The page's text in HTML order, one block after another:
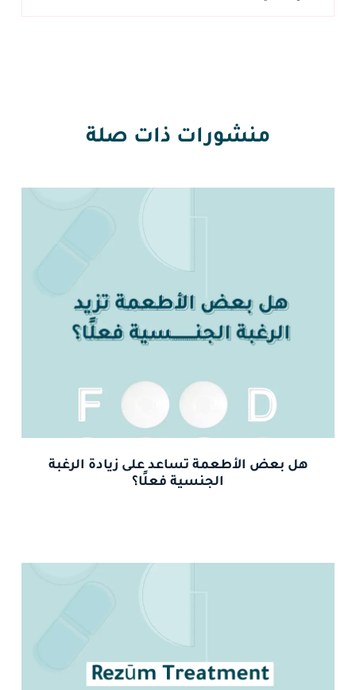
منشورات ذات صلة
هل بعض الأطعمة تساعد على زيادة الرغبة
الجنسية فعلًا؟